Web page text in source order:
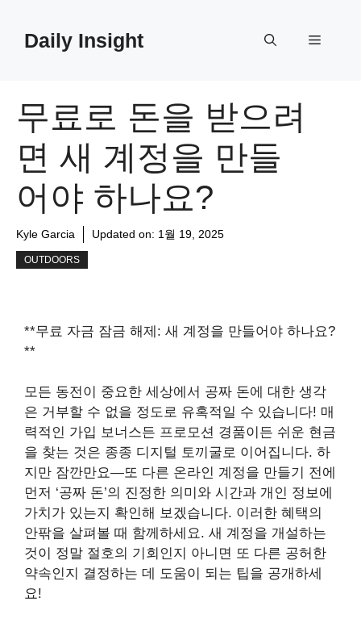
contentDaily Insight Menu
무료로 돈을 받으려
면 새 계정을 만들
어야 하나요?
Kyle Garcia Updated on: 1월 19, 2025
OUTDOORS
**무료 자금 잠금 해제: 새 계정을 만들어야 하나요?
**
모든 동전이 중요한 세상에서 공짜 돈에 대한 생각
은 거부할 수 없을 정도로 유혹적일 수 있습니다! 매
력적인 가입 보너스든 프로모션 경품이든 쉬운 현금
을 찾는 것은 종종 디지털 토끼굴로 이어집니다. 하
지만 잠깐만요—또 다른 온라인 계정을 만들기 전에
먼저 ‘공짜 돈’의 진정한 의미와 시간과 개인 정보에
가치가 있는지 확인해 보겠습니다. 이러한 혜택의
안팎을 살펴볼 때 함께하세요. 새 계정을 개설하는
것이 정말 절호의 기회인지 아니면 또 다른 공허한
약속인지 결정하는 데 도움이 되는 팁을 공개하세
요!